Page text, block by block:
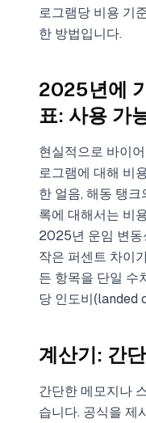
로그램당 비용 기
한 방법입니다.
2025년에
표: 사용 가
현실적으로 바이
로그램에 대해 비
한 얼음, 해동 탱
록에 대해서는 비
2025년 운임 변동
작은 퍼센트 차이
든 항목을 단일 수
당 인도비(landed
계산기: 간
간단한 메모지나
습니다. 공식을 제